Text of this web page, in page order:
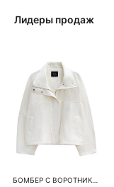
Лидеры продаж
БОМБЕР С ВОРОТНИКОМ-СТОЙКОЙ